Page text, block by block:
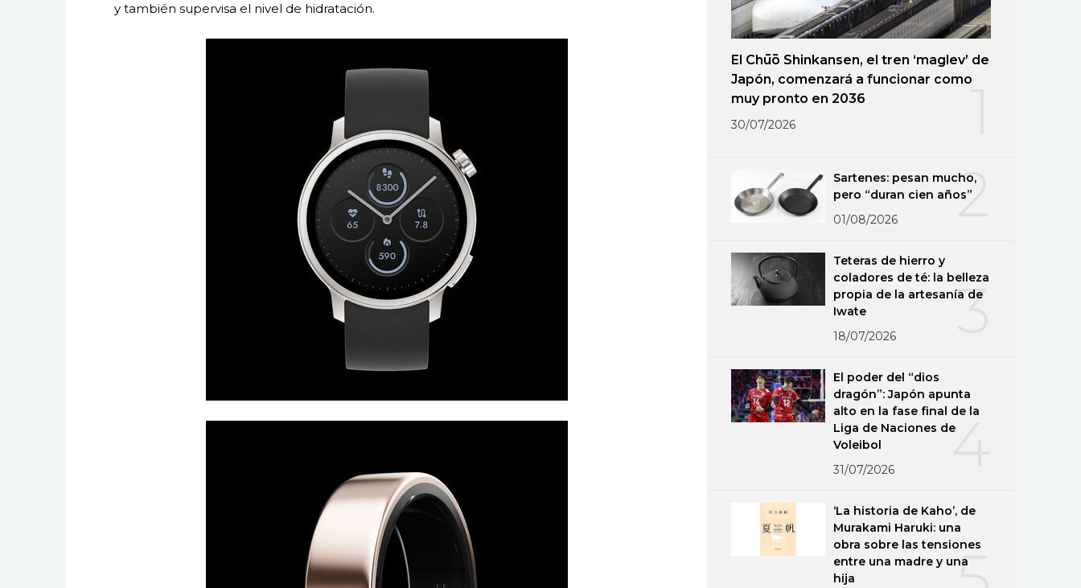
y también supervisa el nivel de hidratación.
El Chūō Shinkansen, el tren ‘maglev’ de
Japón, comenzará a funcionar como
muy pronto en 2036
30/07/2026
2
Sartenes: pesan mucho,
pero “duran cien años”
01/08/2026
3
Teteras de hierro y
coladores de té: la belleza
propia de la artesanía de
Iwate
18/07/2026
4
El poder del “dios
dragón”: Japón apunta
alto en la fase final de la
Liga de Naciones de
Voleibol
31/07/2026
‘La historia de Kaho’, de
Murakami Haruki: una
obra sobre las tensiones
entre una madre y una
hija